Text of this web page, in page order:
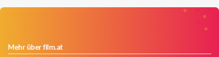
Mehr über film.at